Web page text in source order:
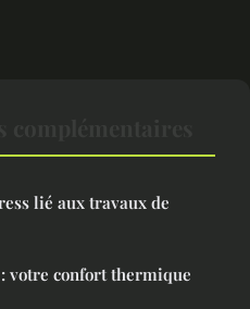
lié aux travaux de
votre confort thermique